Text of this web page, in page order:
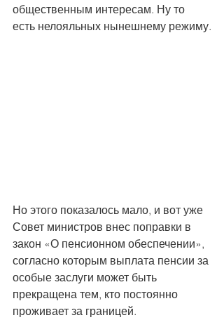
общественным интересам. Ну то
есть нелояльных нынешнему режиму.
Но этого показалось мало, и вот уже
Совет министров внес поправки в
закон «О пенсионном обеспечении»,
согласно которым выплата пенсии за
особые заслуги может быть
прекращена тем, кто постоянно
проживает за границей.